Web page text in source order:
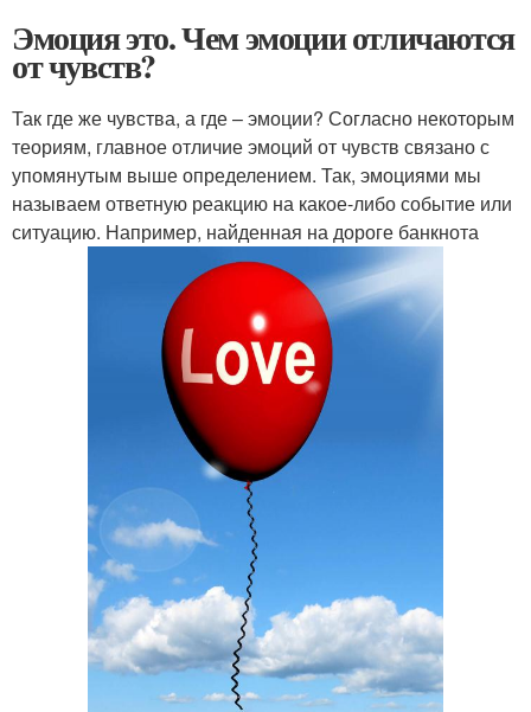
Эмоция это. Чем эмоции отличаются
от чувств?
Так где же чувства, а где – эмоции? Согласно некоторым
теориям, главное отличие эмоций от чувств связано с
упомянутым выше определением. Так, эмоциями мы
называем ответную реакцию на какое-либо событие или
ситуацию. Например, найденная на дороге банкнота